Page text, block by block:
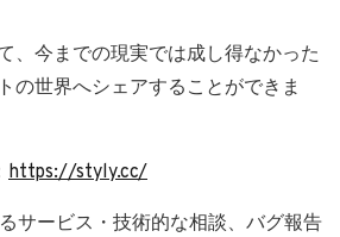
、今までの現実では成し得なかった
の世界へシェアすることができま
https://styly.cc/
サービス・技術的な相談、バグ報告